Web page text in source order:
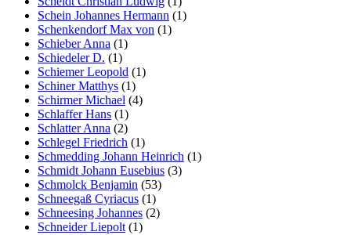
Schein Johannes Hermann (1)
Schenkendorf Max von (1)
Schieber Anna (1)
Schiedeler D. (1)
Schiemer Leopold (1)
Schiner Matthys (1)
Schirmer Michael (4)
Schlaffer Hans (1)
Schlatter Anna (2)
Schlegel Friedrich (1)
Schmedding Johann Heinrich (1)
Schmidt Johann Eusebius (3)
Schmolck Benjamin (53)
Schneegaß Cyriacus (1)
Schneesing Johannes (2)
Schneider Liepolt (1)